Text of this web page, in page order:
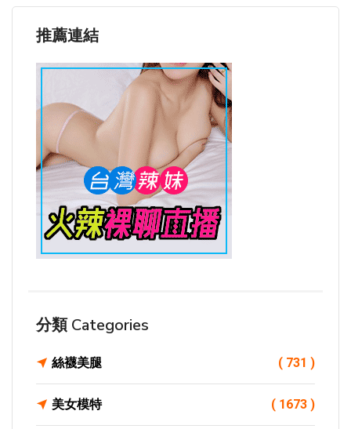
推薦連結
分類 Categories
絲襪美腿 ( 731 )
美女模特 ( 1673 )